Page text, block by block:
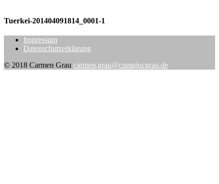
Tuerkei-201404091814_0001-1
Impressum
Datenschutzerklärung
© 2018 Carmen Grau carmen.grau@cumujucgrau.de